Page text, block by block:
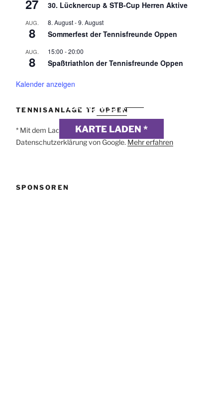
27 30. Lücknercup & STB-Cup Herren Aktive
AUG.
8
8. August-9. August
Sommerfest der Tennisfreunde Oppen
AUG.
8
15:00 -20:00
Spaßtriathlon der Tennisfreunde Oppen
Kalender anzeigen
TENNISANLAGE TF OPPEN
DSGVO MAP
KARTE LADEN *
webdesign
* Mit dem Laden der Karte akzeptierst du die
Datenschutzerklärung von Google. Mehr erfahren
SPONSOREN